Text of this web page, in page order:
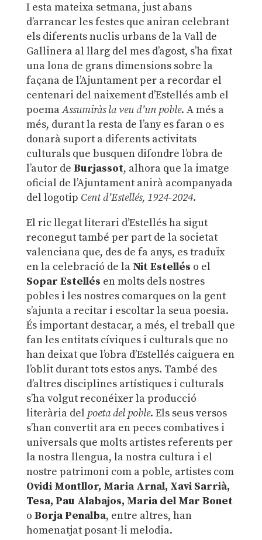
I esta mateixa setmana, just abans
d’arrancar les festes que aniran celebrant
els diferents nuclis urbans de la Vall de
Gallinera al llarg del mes d’agost, s’ha fixat
una lona de grans dimensions sobre la
façana de l’Ajuntament per a recordar el
centenari del naixement d’Estellés amb el
poemaAssumiràs la veu d’un poble. A més a
més, durant la resta de l’any es faran o es
donarà suport a diferents activitats
culturals que busquen difondre l’obra de
l’autor de Burjassot, alhora que la imatge
oficial de l’Ajuntament anirà acompanyada
del logotip Cent d’Estellés, 1924-2024.
El ric llegat literari d’Estellés ha sigut
reconegut també per part de la societat
valenciana que, des de fa anys, es traduïx
en la celebració de la Nit Estellés o el
Sopar Estellés en molts dels nostres
pobles i les nostres comarques on la gent
s’ajunta a recitar i escoltar la seua poesia.
És important destacar, a més, el treball que
fan les entitats cíviques i culturals que no
han deixat que l’obra d’Estellés caiguera en
l’oblit durant tots estos anys. També des
d’altres disciplines artístiques i culturals
s’ha volgut reconéixer la producció
literària del poeta del poble. Els seus versos
s’han convertit ara en peces combatives i
universals que molts artistes referents per
la nostra llengua, la nostra cultura i el
nostre patrimoni com a poble, artistes com
Ovidi Montllor, Maria Arnal, Xavi Sarrià,
Tesa, Pau Alabajos, Maria del Mar Bonet
o Borja Penalba, entre altres, han
homenatjat posant-li melodia.